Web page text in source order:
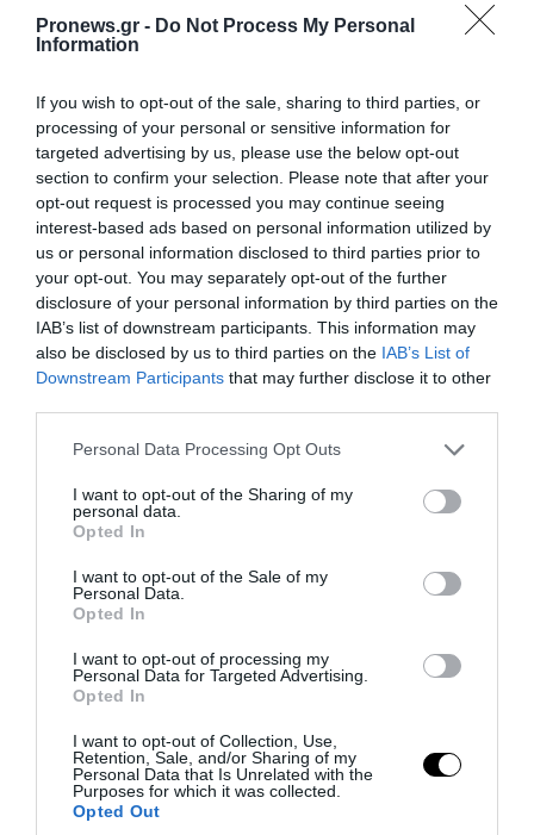
Pronews.gr - Do Not Process My Personal
Information
If you wish to opt-out of the sale, sharing to third parties, or
processing of your personal or sensitive information for
targeted advertising by us, please use the below opt-out
section to confirm your selection. Please note that after your
opt-out request is processed you may continue seeing
interest-based ads based on personal information utilized by
us or personal information disclosed to third parties prior to
your opt-out. You may separately opt-out of the further
disclosure of your personal information by third parties on the
IAB’s list of downstream participants. This information may
also be disclosed by us to third parties on the IAB’s List of
Downstream Participants that may further disclose it to other
Please note that this website/app uses one or more Google
not limited to your visit or usage behaviour. You may click to
grant or deny consent to Google and its third-party tags to
use your data for below specified purposes in below Google
consent section.
Personal Data Processing Opt Outs
I want to opt-out of the Sharing of my
personal data.
Opted In
I want to opt-out of the Sale of my
Personal Data.
Opted In
I want to opt-out of processing my
Personal Data for Targeted Advertising.
Opted In
I want to opt-out of Collection, Use,
Retention, Sale, and/or Sharing of my
Personal Data that Is Unrelated with the
Purposes for which it was collected.
Opted Out
Η τολμηρή εμφάνιση της Μ.Σπίαρς με
διάφανη ροζ φούστα και μαύρο
05.08.2026 | 13:01
Ιουλία Καλλιμάνη και Μιχάλης
του Σεπτεμβρίου ο γάμος τους στη
Θεσσαλονίκη!
05.08.2026 | 12:50